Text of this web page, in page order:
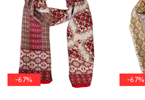
-67% -67%